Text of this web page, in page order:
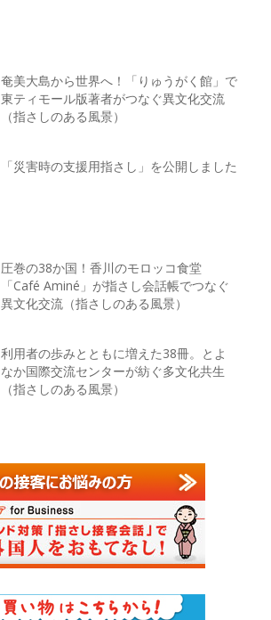
奄美大島から世界へ！「りゅうがく館」で
東ティモール版著者がつなぐ異文化交流
（指さしのある風景）
「災害時の支援用指さし」を公開しました
圧巻の38か国！香川のモロッコ食堂
「Café Aminé」が指さし会話帳でつなぐ
異文化交流（指さしのある風景）
利用者の歩みとともに増えた38冊。とよ
なか国際交流センターが紡ぐ多文化共生
（指さしのある風景）